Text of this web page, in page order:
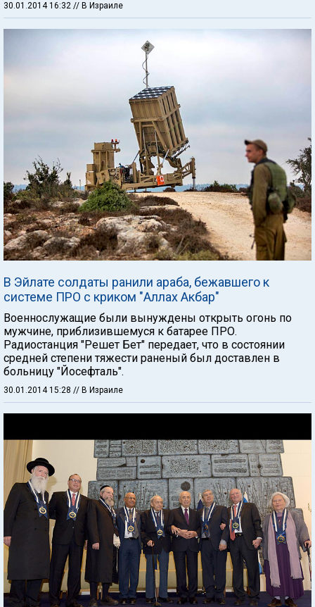
30.01.2014 16:32 // В Израиле
В Эйлате солдаты ранили араба, бежавшего к
системе ПРО с криком "Аллах Акбар"
Военнослужащие были вынуждены открыть огонь по
мужчине, приблизившемуся к батарее ПРО.
Радиостанция "Решет Бет" передает, что в состоянии
средней степени тяжести раненый был доставлен в
больницу "Йосефталь".
30.01.2014 15:28 // В Израиле